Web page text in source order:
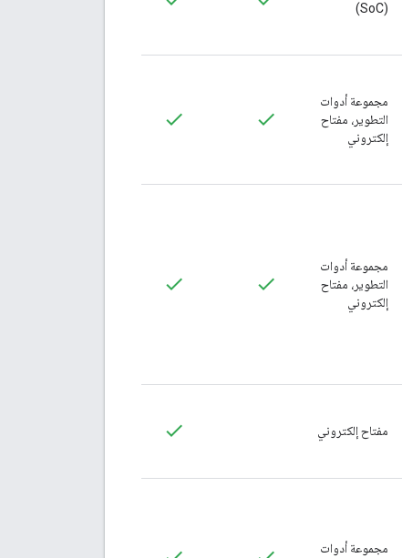
(SoC)
مجموعة أدوات
التطوير، مفتاح
إلكتروني
مجموعة أدوات
التطوير، مفتاح
إلكتروني
مفتاح إلكتروني
مجموعة أدوات